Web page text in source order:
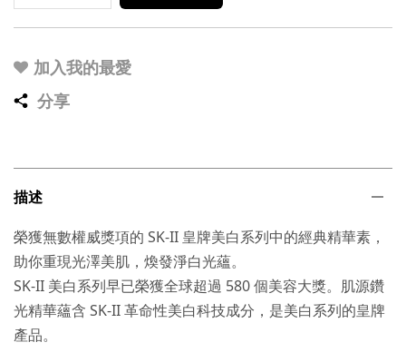
加入我的最愛
分享
描述
榮獲無數權威獎項的 SK-II 皇牌美白系列中的經典精華素，
助你重現光澤美肌，煥發淨白光蘊。
SK-II 美白系列早已榮獲全球超過 580 個美容大獎。肌源鑽
光精華蘊含 SK-II 革命性美白科技成分，是美白系列的皇牌
產品。